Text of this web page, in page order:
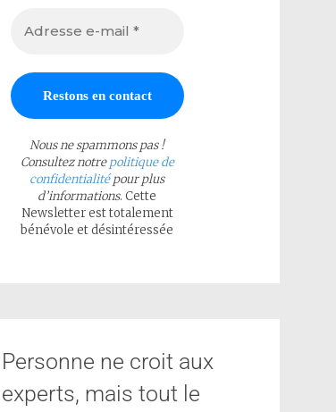
Nous ne spammons pas !
Consultez notrepolitique de
confidentialitépour plus
d’informations. Cette
Newsletter est totalement
bénévole et désintéressée
Personne ne croit aux
experts, mais tout le